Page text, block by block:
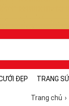
ĐẸP TRANG
Trang chủ